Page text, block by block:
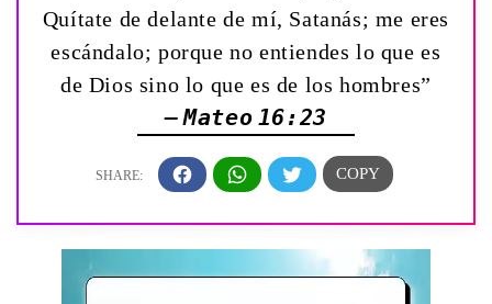
Quítate de delante de mí, Satanás; me eres
escándalo; porque no entiendes lo que es
de Dios sino lo que es de los hombres”
— Mateo 16:23